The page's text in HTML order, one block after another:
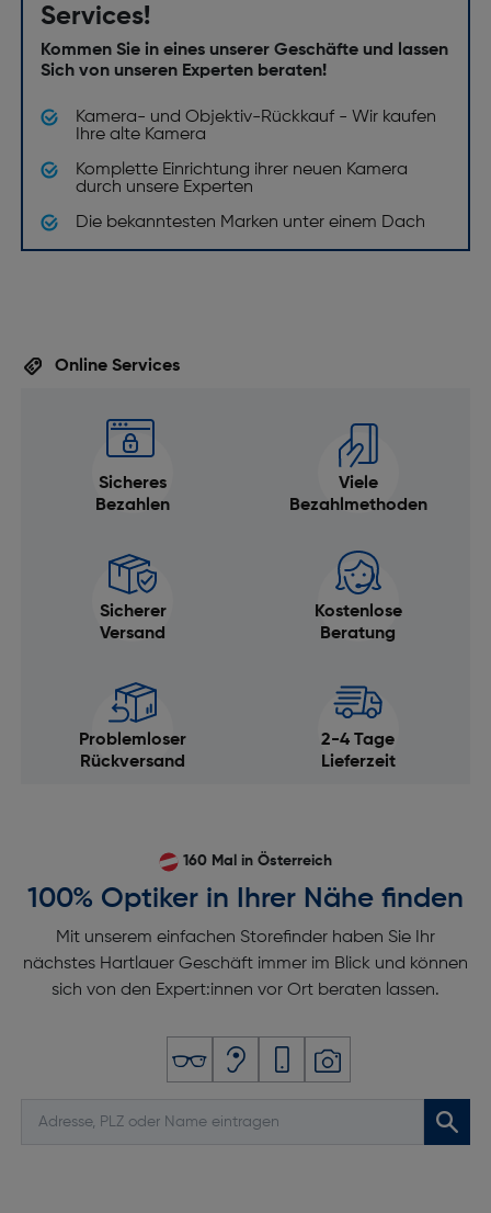
Selbstauslöser Verzögerung [s]: 2,10
Fotoeffekte: Schwarz&Weiss, Neutral, Sepia,
Dioptrienausgleichg (D-D): -4 - +2m
Bildsensorgröße (B x H) [mm]: 43.8 x 32.9
Kamera-Typ: Mittelformat, Spiegellose
Systemkamera
Mehrfachbelichtung: Ja
Velvia/Vivid, ASTIA/Soft, Classic Chrome, PRO
Neg.Hi, PRO Neg.Std, Classic Neg., Nostalgisches
Neg., ETERNA/Cinema, ETERNA BLEACH BYPASS,
ACROS, ACROS + Gelbfilter, ACROS + Rotfilter,
Gelbfilter, Schwarzweiß + Rotfilter, Schwarzweiß +
Grünfilter, Sepia
Dioptrienausgleich: Ja
Längste Verschlusszeit mechanisch: 30s
Bulb: 60 Min.
Längste Verschlusszeit elektronisch [s]: 30
Verschlusstyp: Schlitzverschluss
Fokussierung
Autofokus (AF)-Modi: Einzel AF, Kontinuierlicher AF,
MF
Autofokus (AF)-Punkte: 117
Video
Services!
Kommen Sie in eines unserer Geschäfte und lassen
Sich von unseren Experten beraten!
Kamera- und Objektiv-Rückkauf - Wir kaufen
Ihre alte Kamera
Komplette Einrichtung ihrer neuen Kamera
durch unsere Experten
Die bekanntesten Marken unter einem Dach
Online Services
Sicheres
Bezahlen
Viele
Bezahlmethoden
Sicherer
Versand
Kostenlose
Beratung
Problemloser
Rückversand
2-4 Tage
Lieferzeit
160 Mal in Österreich
100% Optiker in Ihrer Nähe finden
Mit unserem einfachen Storefinder haben Sie Ihr
nächstes Hartlauer Geschäft immer im Blick und können
sich von den Expert:innen vor Ort beraten lassen.